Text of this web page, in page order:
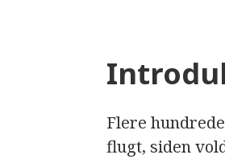
Flere
flugt, siden